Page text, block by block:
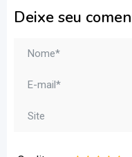
Deixe seu